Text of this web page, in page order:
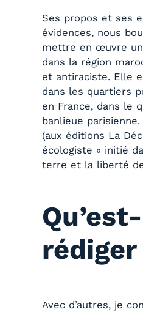
Ses propos et ses
évidences, nous
mettre en œuvre
dans la région
et antiraciste. Elle
dans les quartiers
en France, dans le
banlieue
(aux éditions La
écologiste « initié
terre et la liberté
Avec d’autres, je